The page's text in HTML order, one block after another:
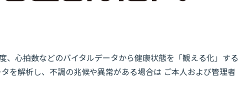
、心拍数などのバイタルデータから健康状態を「観える化」する
を解析し、不調の兆候や異常がある場合は ご本人および管理者